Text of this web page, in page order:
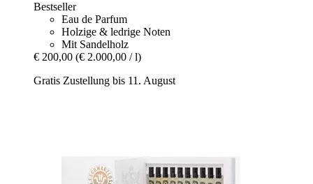
Bestseller
Eau de Parfum
Holzige & ledrige Noten
Mit Sandelholz
€ 200,00 (€ 2.000,00 / l)
Gratis Zustellung bis 11. August